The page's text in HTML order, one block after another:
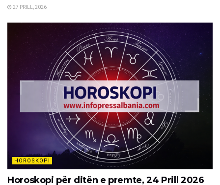
27 PRILL, 2026
HOROSKOPI
Horoskopi për ditën e premte, 24 Prill 2026